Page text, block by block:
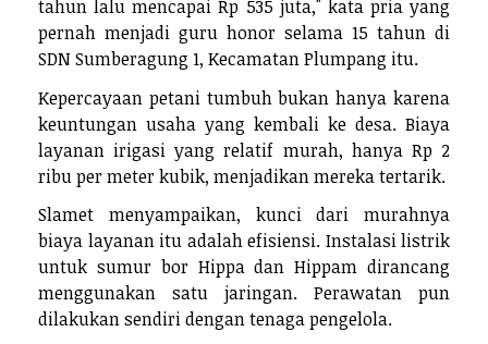
tahun lalu mencapai Rp 535 juta," kata pria yang
pernah menjadi guru honor selama 15 tahun di
SDN Sumberagung 1, Kecamatan Plumpang itu.
Kepercayaan petani tumbuh bukan hanya karena
keuntungan usaha yang kembali ke desa. Biaya
layanan irigasi yang relatif murah, hanya Rp 2
ribu per meter kubik, menjadikan mereka tertarik.
Slamet menyampaikan, kunci dari murahnya
biaya layanan itu adalah efisiensi. Instalasi listrik
untuk sumur bor Hippa dan Hippam dirancang
menggunakan satu jaringan. Perawatan pun
dilakukan sendiri dengan tenaga pengelola.